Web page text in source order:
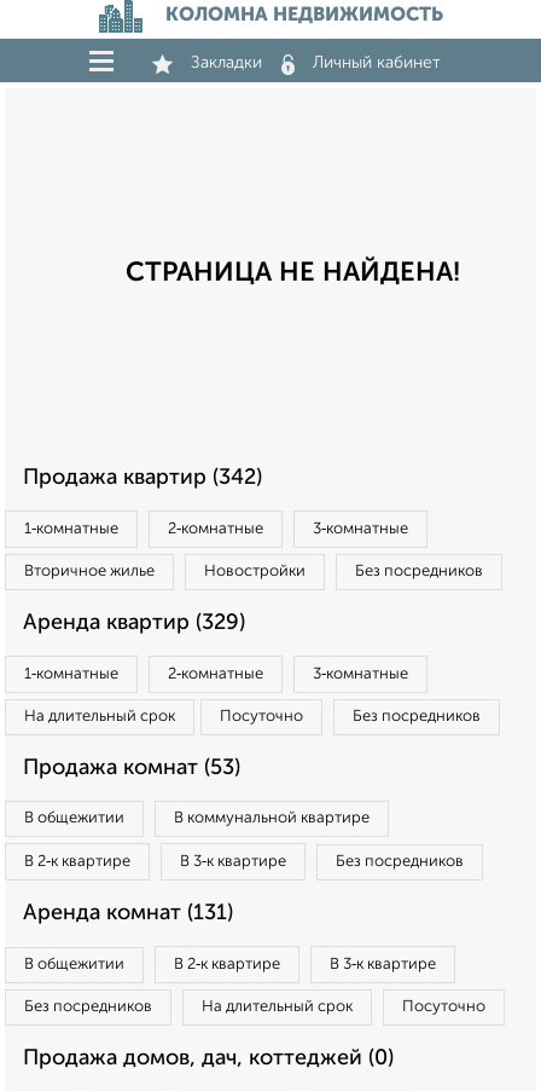
КОЛОМНА НЕДВИЖИМОСТЬ
Закладки Личный кабинет
СТРАНИЦА НЕ НАЙДЕНА!
Продажа квартир (342)
1‑комнатные 2‑комнатные 3‑комнатные
Вторичное жилье Новостройки Без посредников
Аренда квартир (329)
1‑комнатные 2‑комнатные 3‑комнатные
На длительный срок Посуточно Без посредников
Продажа комнат (53)
В общежитии В коммунальной квартире
В 2‑к квартире В 3‑к квартире Без посредников
Аренда комнат (131)
В общежитии В 2‑к квартире В 3‑к квартире
Без посредников На длительный срок Посуточно
Продажа домов, дач, коттеджей (0)